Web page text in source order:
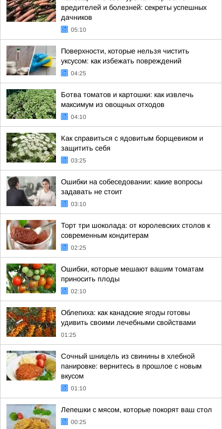
вредителей и болезней: секреты успешных
дачников
05:10
Поверхности, которые нельзя чистить
уксусом: как избежать повреждений
04:25
Ботва томатов и картошки: как извлечь
максимум из овощных отходов
04:10
Как справиться с ядовитым борщевиком и
защитить себя
03:25
Ошибки на собеседовании: какие вопросы
задавать не стоит
03:10
Торт три шоколада: от королевских столов к
современным кондитерам
02:25
Ошибки, которые мешают вашим томатам
приносить плоды
02:10
Облепиха: как канадские ягоды готовы
удивить своими лечебными свойствами
01:25
Сочный шницель из свинины в хлебной
панировке: вернитесь в прошлое с новым
вкусом
01:10
Лепешки с мясом, которые покорят ваш стол
00:25